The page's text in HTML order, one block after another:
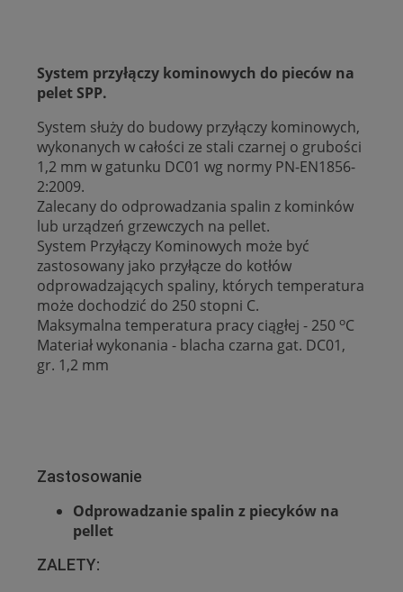
System przyłączy kominowych do pieców na
pelet SPP.
System służy do budowy przyłączy kominowych,
wykonanych w całości ze stali czarnej o grubości
1,2 mm w gatunku DC01 wg normy PN-EN1856-
2:2009.
Zalecany do odprowadzania spalin z kominków
lub urządzeń grzewczych na pellet.
System Przyłączy Kominowych może być
zastosowany jako przyłącze do kotłów
odprowadzających spaliny, których temperatura
może dochodzić do 250 stopni C.
Maksymalna temperatura pracy ciągłej - 250 oC
Materiał wykonania - blacha czarna gat. DC01,
gr. 1,2 mm
Zastosowanie
Odprowadzanie spalin z piecyków na
pellet
ZALETY: